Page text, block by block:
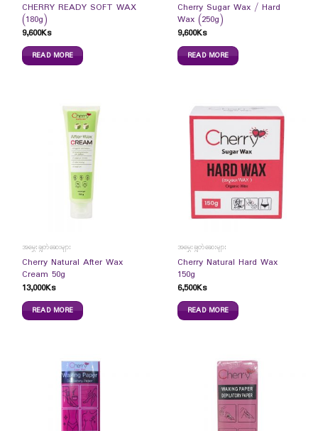
CHERRY READY SOFT WAX
(180g)
9,600Ks
READ MORE
Cherry Sugar Wax / Hard
Wax (250g)
9,600Ks
READ MORE
အမွှေးချွတ်ဆေးများ
Cherry Natural After Wax
Cream 50g
13,000Ks
READ MORE
အမွှေးချွတ်ဆေးများ
Cherry Natural Hard Wax
150g
6,500Ks
READ MORE